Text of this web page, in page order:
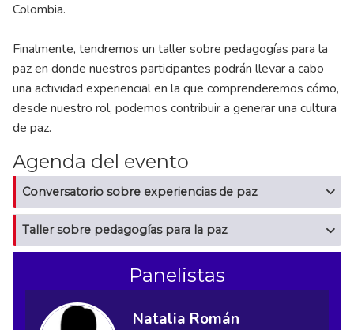
Colombia.
Finalmente, tendremos un taller sobre pedagogías para la
paz en donde nuestros participantes podrán llevar a cabo
una actividad experiencial en la que comprenderemos cómo,
desde nuestro rol, podemos contribuir a generar una cultura
de paz.
Agenda del evento
Conversatorio sobre experiencias de paz
Taller sobre pedagogías para la paz
Panelistas
Natalia Román